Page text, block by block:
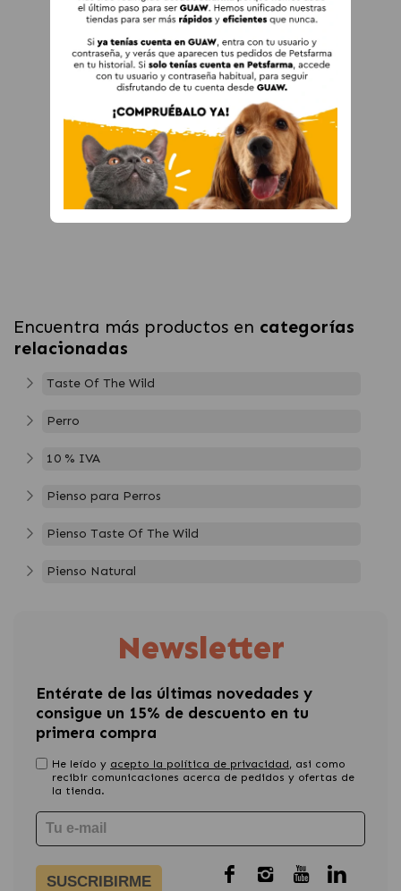
Encuentra más productos en categorías
relacionadas
Taste Of The Wild
Perro
10 % IVA
Pienso para Perros
Pienso Taste Of The Wild
Pienso Natural
Newsletter
Entérate de las últimas novedades y
consigue un 15% de descuento en tu
primera compra
He leído y acepto la política de privacidad, asi como
recibir comunicaciones acerca de pedidos y ofertas de
la tienda.
SUSCRIBIRME